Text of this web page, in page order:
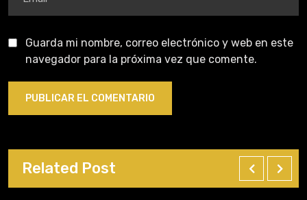
Guarda mi nombre, correo electrónico y web en este
navegador para la próxima vez que comente.
Related Post